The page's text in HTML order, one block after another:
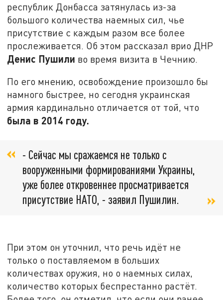
республик Донбасса затянулась из-за
большого количества наемных сил, чье
присутствие с каждым разом все более
прослеживается. Об этом рассказал врио ДНР
Денис Пушили во время визита в Чечнию.
По его мнению, освобождение произошло бы
намного быстрее, но сегодня украинская
армия кардинально отличается от той, что
была в 2014 году.
- Сейчас мы сражаемся не только с
вооруженными формированиями Украины,
уже более откровеннее просматривается
присутствие НАТО, - заявил Пушилин.
При этом он уточнил, что речь идёт не
только о поставляемом в больших
количествах оружия, но о наемных силах,
количество которых беспрестанно растёт.